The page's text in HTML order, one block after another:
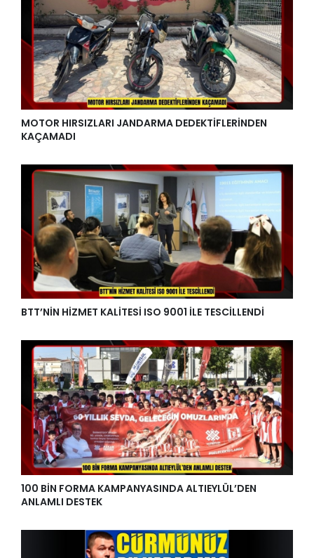
MOTOR HIRSIZLARI JANDARMA DEDEKTİFLERİNDEN
KAÇAMADI
BTT’NİN HİZMET KALİTESİ ISO 9001 İLE TESCİLLENDİ
100 BİN FORMA KAMPANYASINDA ALTIEYLÜL’DEN
ANLAMLI DESTEK